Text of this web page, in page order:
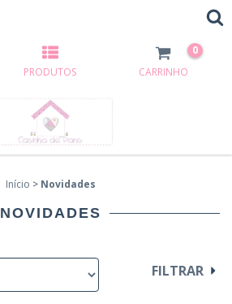
PRODUTOS CARRINHO
0
Início > Novidades
NOVIDADES
FILTRAR